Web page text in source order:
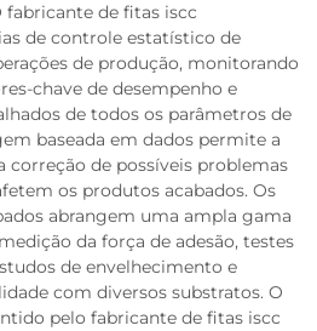
fabricante de fitas iscc
de controle estatístico de
de produção, monitorando
chave de desempenho e
de todos os parâmetros de
baseada em dados permite a
correção de possíveis problemas
os produtos acabados. Os
abrangem uma ampla gama
da força de adesão, testes
de envelhecimento e
com diversos substratos. O
pelo fabricante de fitas iscc